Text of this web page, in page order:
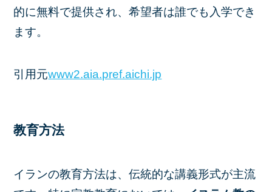
的に無料で提供され、希望者は誰でも入学でき
ます。
引用元www2.aia.pref.aichi.jp
教育方法
イランの教育方法は、伝統的な講義形式が主流